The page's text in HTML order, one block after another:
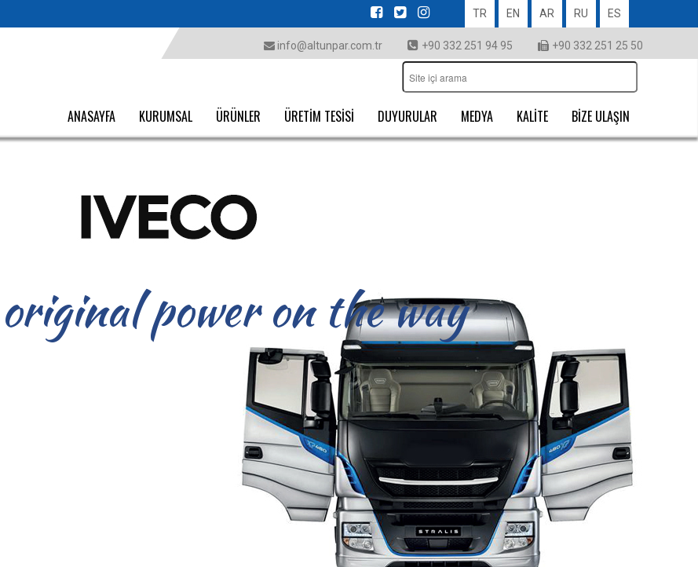
TR EN AR RU ES
info@altunpar.com.tr +90 332 251 94 95 +90 332 251 25 50
ANASAYFA KURUMSAL ÜRÜNLER ÜRETİM TESİSİ DUYURULAR MEDYA KALİTE BİZE ULAŞIN
power on the way